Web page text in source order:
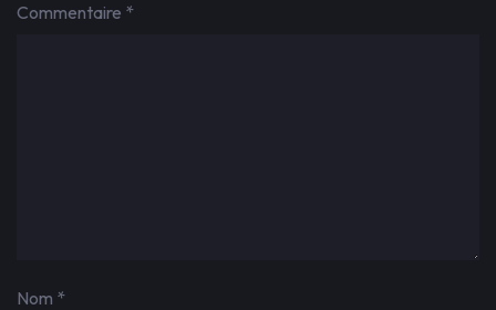
Commentaire *
Nom *